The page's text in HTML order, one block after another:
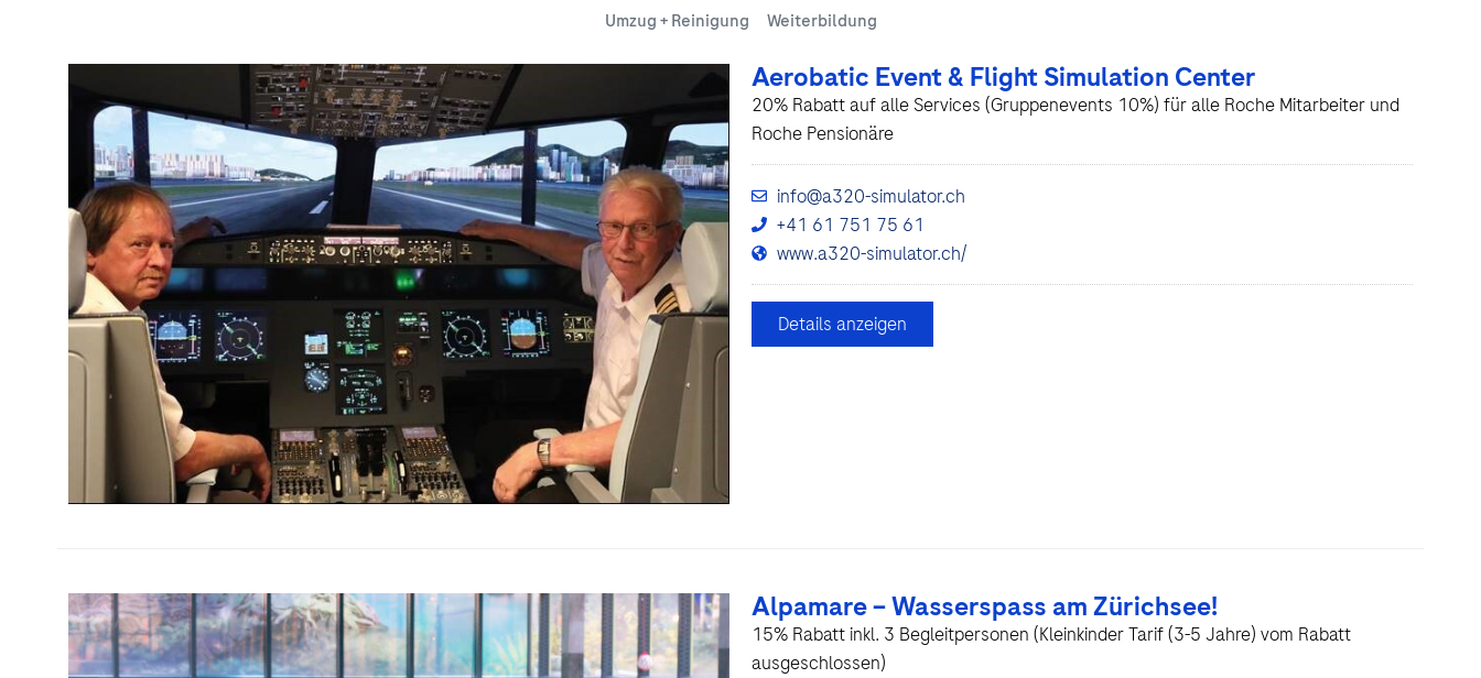
Umzug + Reinigung
Weiterbildung
Aerobatic Event & Flight Simulation Center
20% Rabatt auf alle Services (Gruppenevents 10%) für alle Roche Mitarbeiter und
Roche Pensionäre
info@a320-simulator.ch
+41 61 751 75 61
www.a320-simulator.ch/
Details anzeigen
Alpamare – Wasserspass am Zürichsee!
15% Rabatt inkl. 3 Begleitpersonen (Kleinkinder Tarif (3-5 Jahre) vom Rabatt
ausgeschlossen)